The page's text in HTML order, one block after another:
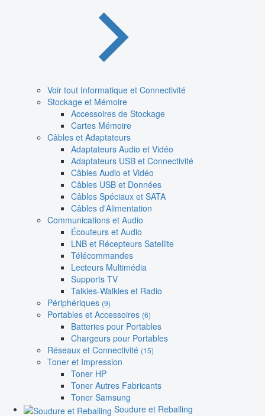
Voir tout Informatique et Connectivité
Stockage et Mémoire
Accessoires de Stockage
Cartes Mémoire
Câbles et Adaptateurs
Adaptateurs Audio et Vidéo
Adaptateurs USB et Connectivité
Câbles Audio et Vidéo
Câbles USB et Données
Câbles Spéciaux et SATA
Câbles d'Alimentation
Communications et Audio
Écouteurs et Audio
LNB et Récepteurs Satellite
Télécommandes
Lecteurs Multimédia
Supports TV
Talkies-Walkies et Radio
Périphériques (9)
Portables et Accessoires (6)
Batteries pour Portables
Chargeurs pour Portables
Réseaux et Connectivité (15)
Toner et Impression
Toner HP
Toner Autres Fabricants
Toner Samsung
Soudure et Reballing